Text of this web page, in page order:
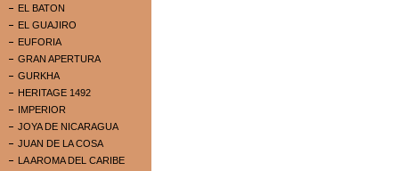
EL BATON
EL GUAJIRO
EUFORIA
GRAN APERTURA
GURKHA
HERITAGE 1492
IMPERIOR
JOYA DE NICARAGUA
JUAN DE LA COSA
LA AROMA DEL CARIBE